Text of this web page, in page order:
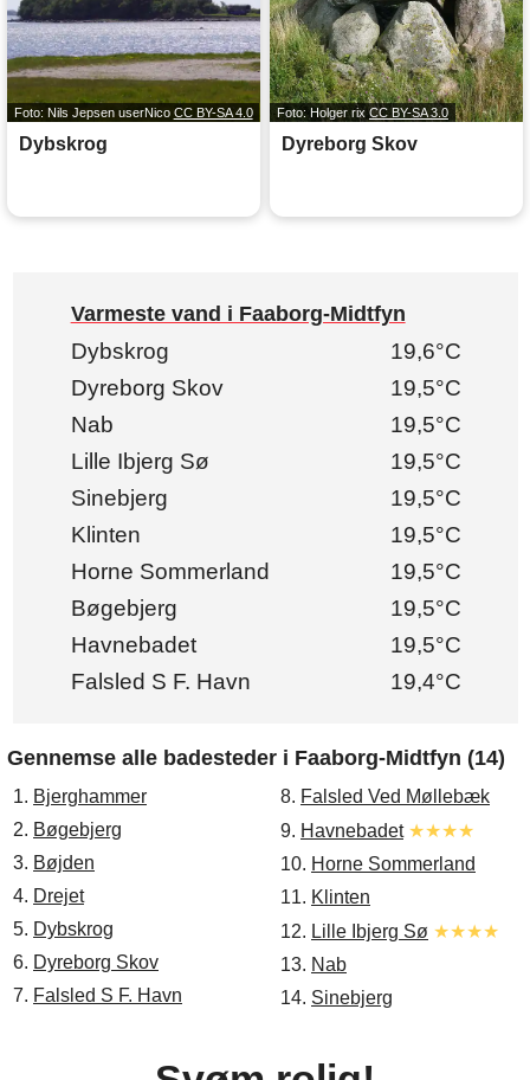
Foto: Nils Jepsen userNico CC BY-SA 4.0
Dybskrog
Foto: Holger rixCC BY-SA 3.0
Dyreborg Skov
Varmeste vand i Faaborg-Midtfyn
Dybskrog
19,6°C
Dyreborg Skov
19,5°C
Nab
19,5°C
Lille Ibjerg Sø
19,5°C
Sinebjerg
19,5°C
Klinten
19,5°C
Horne Sommerland
19,5°C
Bøgebjerg
19,5°C
Havnebadet
19,5°C
Falsled S F. Havn
19,4°C
Gennemse alle badesteder i Faaborg-Midtfyn (14)
1. Bjerghammer
2. Bøgebjerg
3. Bøjden
4. Drejet
5. Dybskrog
6. Dyreborg Skov
7. Falsled S F. Havn
8. Falsled Ved Møllebæk
9. Havnebadet ★★★★
10. Horne Sommerland
11. Klinten
12. Lille Ibjerg Sø ★★★★
13. Nab
14. Sinebjerg